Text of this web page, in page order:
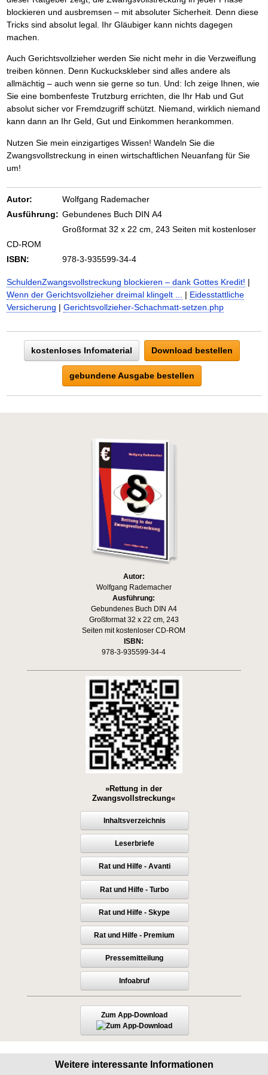
blockieren und ausbremsen – mit absoluter Sicherheit. Denn diese
Tricks sind absolut legal. Ihr Gläubiger kann nichts dagegen
machen.
Auch Gerichtsvollzieher werden Sie nicht mehr in die Verzweiflung
treiben können. Denn Kuckuckskleber sind alles andere als
allmächtig – auch wenn sie gerne so tun. Und: Ich zeige Ihnen, wie
Sie eine bombenfeste Trutzburg errichten, die Ihr Hab und Gut
absolut sicher vor Fremdzugriff schützt. Niemand, wirklich niemand
kann dann an Ihr Geld, Gut und Einkommen herankommen.
Nutzen Sie mein einzigartiges Wissen! Wandeln Sie die
Zwangsvollstreckung in einen wirtschaftlichen Neuanfang für Sie
um!
Autor:
Wolfgang Rademacher
Ausführung: Gebundenes Buch DIN A4
Großformat 32 x 22 cm, 243 Seiten mit kostenloser
CD-ROM
ISBN:
978-3-935599-34-4
SchuldenZwangsvollstreckung blockieren – dank Gottes Kredit! |
Wenn der Gerichtsvollzieher dreimal klingelt ...
| Eidesstattliche
Versicherung | Gerichtsvollzieher-Schachmatt-setzen.php
kostenloses Infomaterial Download bestellen
gebundene Ausgabe bestellen
Autor:
Wolfgang Rademacher
Ausführung:
Gebundenes Buch DIN A4
Großformat 32 x 22 cm, 243
Seiten mit kostenloser CD-ROM
ISBN:
978-3-935599-34-4
»Rettung in der
Zwangsvollstreckung«
Inhaltsverzeichnis
Leserbriefe
Rat und Hilfe - Avanti
Rat und Hilfe - Turbo
Rat und Hilfe - Skype
Rat und Hilfe - Premium
Pressemitteilung
Infoabruf
Zum App-Download
Weitere interessante Informationen